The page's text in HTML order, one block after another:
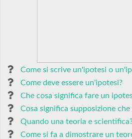
Come si scrive un'ipotesi o
Come deve essere un'ipotesi?
Che cosa significa fare un
Cosa significa supposizione
Quando una teoria e
Come si fa a dimostrare un